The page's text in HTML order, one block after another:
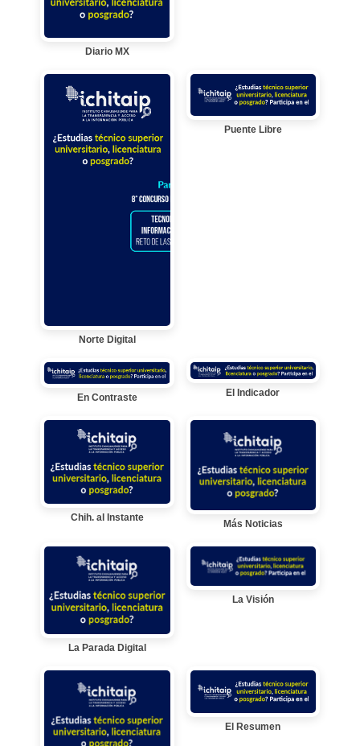
Diario MX
Norte Digital
Puente Libre
En Contraste El Indicador
Chih. al Instante
Más Noticias
La Parada Digital
La Visión
El Resumen